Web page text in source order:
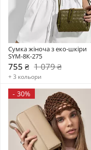
Сумка жіноча з еко-шкіри
SYM-8К-275
755 ₴ 1 079 ₴
+ 3 кольори
- 30%